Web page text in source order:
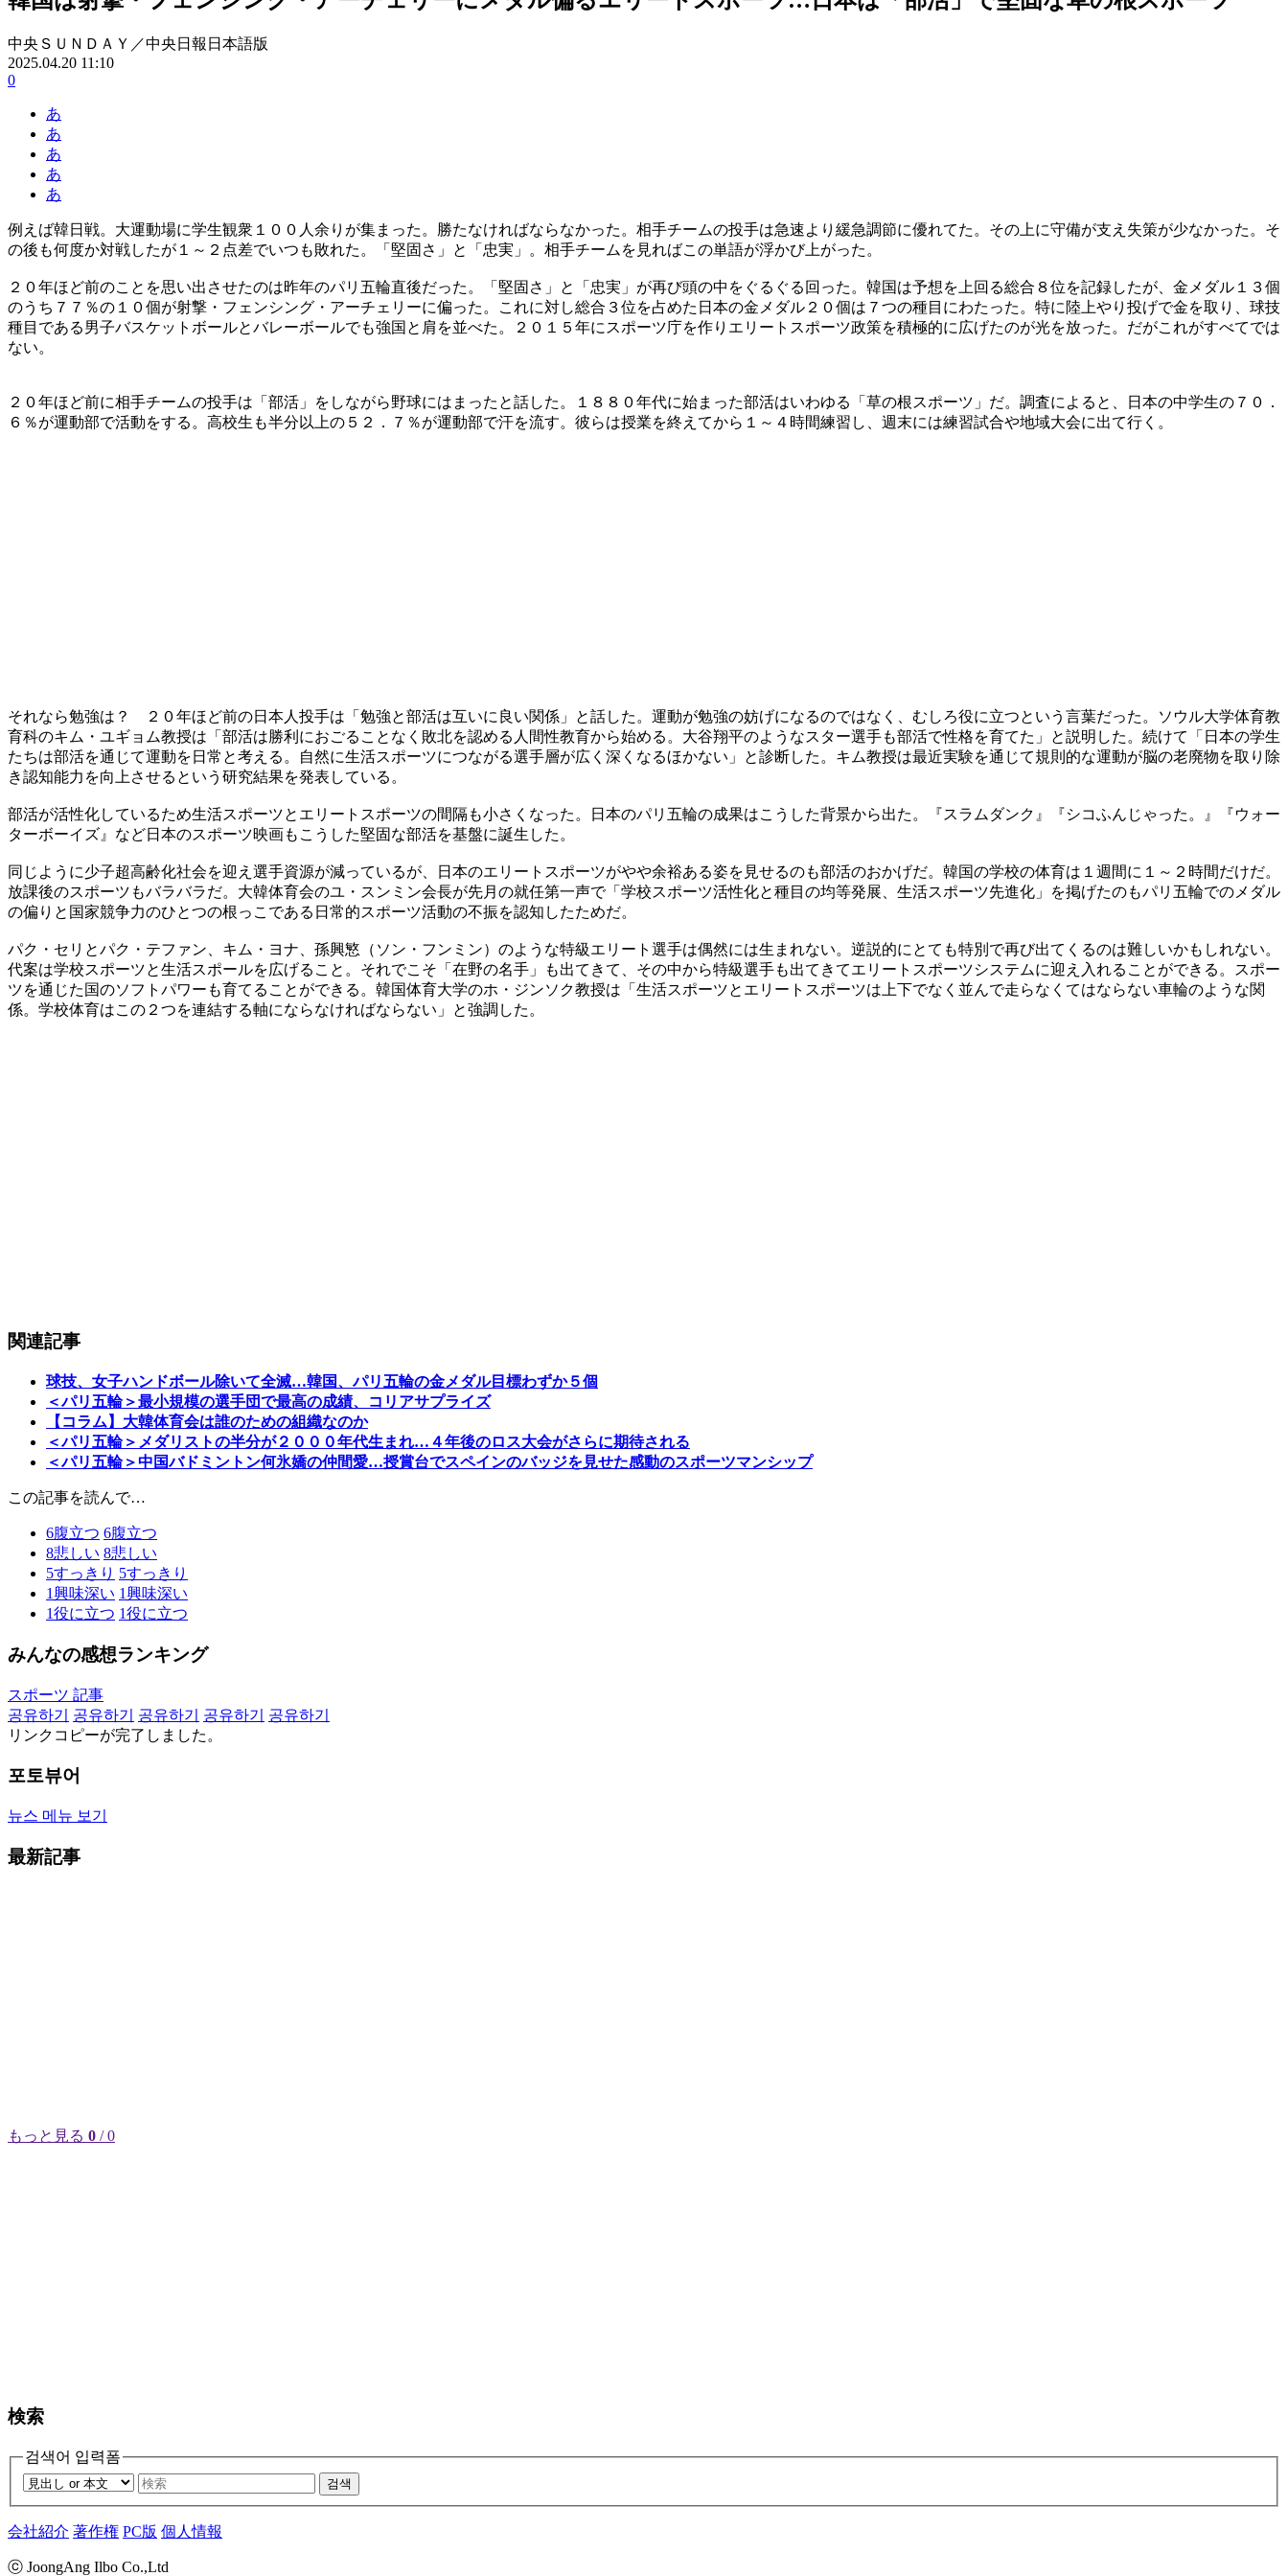
中央ＳＵＮＤＡＹ／中央日報日本語版
2025.04.20 11:10
0
あ
あ
あ
あ
あ
例えば韓日戦。大運動場に学生観衆１００人余りが集まった。勝たなければならなかった。相手チームの投手は急速より緩急調節に優れてた。その上に守備が支え失策が少なかった。そ
の後も何度か対戦したが１～２点差でいつも敗れた。「堅固さ」と「忠実」。相手チームを見ればこの単語が浮かび上がった。
２０年ほど前のことを思い出させたのは昨年のパリ五輪直後だった。「堅固さ」と「忠実」が再び頭の中をぐるぐる回った。韓国は予想を上回る総合８位を記録したが、金メダル１３個
のうち７７％の１０個が射撃・フェンシング・アーチェリーに偏った。これに対し総合３位を占めた日本の金メダル２０個は７つの種目にわたった。特に陸上やり投げで金を取り、球技
種目である男子バスケットボールとバレーボールでも強国と肩を並べた。２０１５年にスポーツ庁を作りエリートスポーツ政策を積極的に広げたのが光を放った。だがこれがすべてでは
ない。
２０年ほど前に相手チームの投手は「部活」をしながら野球にはまったと話した。１８８０年代に始まった部活はいわゆる「草の根スポーツ」だ。調査によると、日本の中学生の７０．
６％が運動部で活動をする。高校生も半分以上の５２．７％が運動部で汗を流す。彼らは授業を終えてから１～４時間練習し、週末には練習試合や地域大会に出て行く。
それなら勉強は？ ２０年ほど前の日本人投手は「勉強と部活は互いに良い関係」と話した。運動が勉強の妨げになるのではなく、むしろ役に立つという言葉だった。ソウル大学体育教
育科のキム・ユギョム教授は「部活は勝利におごることなく敗北を認める人間性教育から始める。大谷翔平のようなスター選手も部活で性格を育てた」と説明した。続けて「日本の学生
たちは部活を通じて運動を日常と考える。自然に生活スポーツにつながる選手層が広く深くなるほかない」と診断した。キム教授は最近実験を通じて規則的な運動が脳の老廃物を取り除
き認知能力を向上させるという研究結果を発表している。
部活が活性化しているため生活スポーツとエリートスポーツの間隔も小さくなった。日本のパリ五輪の成果はこうした背景から出た。『スラムダンク』『シコふんじゃった。』『ウォー
ターボーイズ』など日本のスポーツ映画もこうした堅固な部活を基盤に誕生した。
同じように少子超高齢化社会を迎え選手資源が減っているが、日本のエリートスポーツがやや余裕ある姿を見せるのも部活のおかげだ。韓国の学校の体育は１週間に１～２時間だけだ。
放課後のスポーツもバラバラだ。大韓体育会のユ・スンミン会長が先月の就任第一声で「学校スポーツ活性化と種目の均等発展、生活スポーツ先進化」を掲げたのもパリ五輪でのメダル
の偏りと国家競争力のひとつの根っこである日常的スポーツ活動の不振を認知したためだ。
パク・セリとパク・テファン、キム・ヨナ、孫興慜（ソン・フンミン）のような特級エリート選手は偶然には生まれない。逆説的にとても特別で再び出てくるのは難しいかもしれない。
代案は学校スポーツと生活スポールを広げること。それでこそ「在野の名手」も出てきて、その中から特級選手も出てきてエリートスポーツシステムに迎え入れることができる。スポー
ツを通じた国のソフトパワーも育てることができる。韓国体育大学のホ・ジンソク教授は「生活スポーツとエリートスポーツは上下でなく並んで走らなくてはならない車輪のような関
係。学校体育はこの２つを連結する軸にならなければならない」と強調した。
関連記事
球技、女子ハンドボール除いて全滅…韓国、パリ五輪の金メダル目標わずか５個
＜パリ五輪＞最小規模の選手団で最高の成績、コリアサプライズ
【コラム】大韓体育会は誰のための組織なのか
＜パリ五輪＞メダリストの半分が２０００年代生まれ…４年後のロス大会がさらに期待される
＜パリ五輪＞中国バドミントン何氷嬌の仲間愛…授賞台でスペインのバッジを見せた感動のスポーツマンシップ
この記事を読んで…
6腹立つ 6腹立つ
8悲しい 8悲しい
5すっきり 5すっきり
1興味深い 1興味深い
1役に立つ 1役に立つ
みんなの感想ランキング
スポーツ 記事
공유하기
공유하기 공유하기 공유하기
공유하기
リンクコピーが完了しました。
포토뷰어
뉴스 메뉴 보기
最新記事
もっと見る 0 / 0
検索
검색어 입력폼
검색
会社紹介 著作権 PC版 個人情報
ⓒ JoongAng Ilbo Co.,Ltd